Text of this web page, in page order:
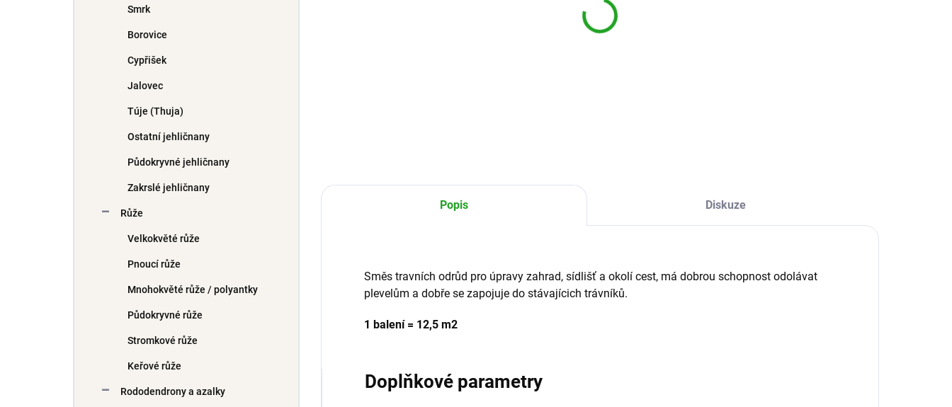
Smrk
Borovice
Cypřišek
Jalovec
Túje (Thuja)
Ostatní jehličnany
Půdokryvné jehličnany
Zakrslé jehličnany
Růže
Velkokvěté růže
Pnoucí růže
Mnohokvěté růže / polyantky
Půdokryvné růže
Stromkové růže
Keřové růže
Rododendrony a azalky
Popis Diskuze
Směs travních odrůd pro úpravy zahrad, sídlišť a okolí cest, má dobrou schopnost odolávat
plevelům a dobře se zapojuje do stávajícich trávníků.
1 balení = 12,5 m2
Doplňkové parametry